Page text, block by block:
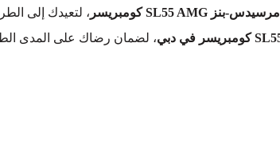
، لتعيدك إلى
، لضمان رضاك على المدى